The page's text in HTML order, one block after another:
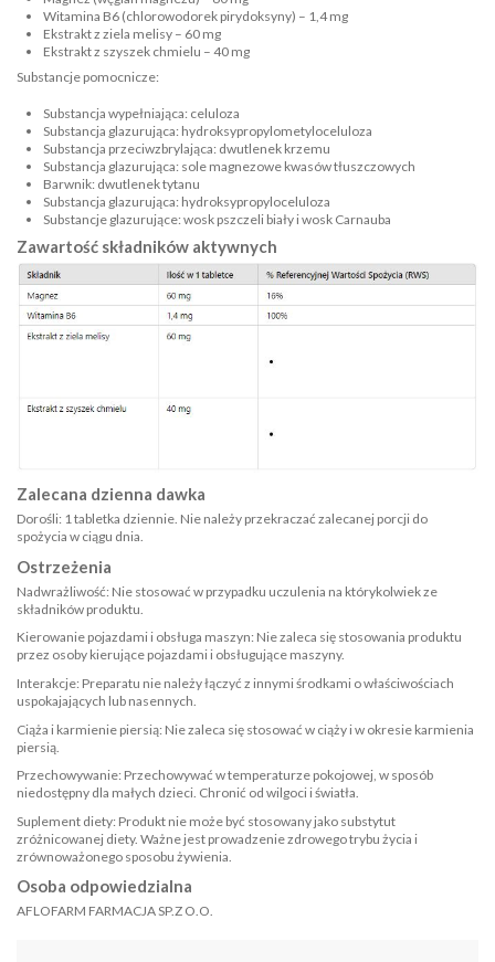
Witamina B6 (chlorowodorek pirydoksyny) – 1,4 mg​
Ekstrakt z ziela melisy – 60 mg​
Ekstrakt z szyszek chmielu – 40 mg​
Substancje pomocnicze:​
Substancja wypełniająca: celuloza​
Substancja glazurująca: hydroksypropylometyloceluloza​
Substancja przeciwzbrylająca: dwutlenek krzemu​
Substancja glazurująca: sole magnezowe kwasów tłuszczowych​
Barwnik: dwutlenek tytanu​
Substancja glazurująca: hydroksypropyloceluloza​
Substancje glazurujące: wosk pszczeli biały i wosk Carnauba​
Zawartość składników aktywnych
Zalecana dzienna dawka
Dorośli: 1 tabletka dziennie. Nie należy przekraczać zalecanej porcji do
spożycia w ciągu dnia.
Ostrzeżenia
Nadwrażliwość: Nie stosować w przypadku uczulenia na którykolwiek ze
składników produktu. ​
Kierowanie pojazdami i obsługa maszyn: Nie zaleca się stosowania produktu
przez osoby kierujące pojazdami i obsługujące maszyny. ​
Interakcje: Preparatu nie należy łączyć z innymi środkami o właściwościach
uspokajających lub nasennych. ​
Ciąża i karmienie piersią: Nie zaleca się stosować w ciąży i w okresie karmienia
piersią. ​
Przechowywanie: Przechowywać w temperaturze pokojowej, w sposób
niedostępny dla małych dzieci. Chronić od wilgoci i światła. ​
Suplement diety: Produkt nie może być stosowany jako substytut
zróżnicowanej diety. Ważne jest prowadzenie zdrowego trybu życia i
zrównoważonego sposobu żywienia.
Osoba odpowiedzialna
AFLOFARM FARMACJA SP.Z O.O.